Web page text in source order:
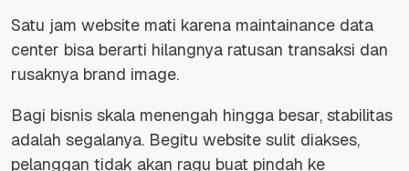
Satu jam website mati karena maintainance data
center bisa berarti hilangnya ratusan transaksi dan
rusaknya brand image.
Bagi bisnis skala menengah hingga besar, stabilitas
adalah segalanya. Begitu website sulit diakses,
pelanggan tidak akan ragu buat pindah ke